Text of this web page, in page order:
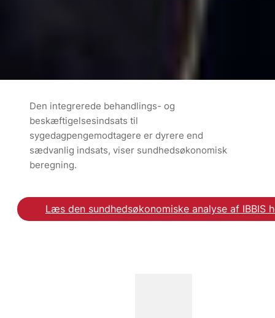
Den integrerede behandlings- og
beskæftigelsesindsats til
sygedagpengemodtagere er dyrere end
sædvanlig indsats, viser sundhedsøkonomisk
beregning.
Læs den sundhedsøkonomiske analyse af IBBIS